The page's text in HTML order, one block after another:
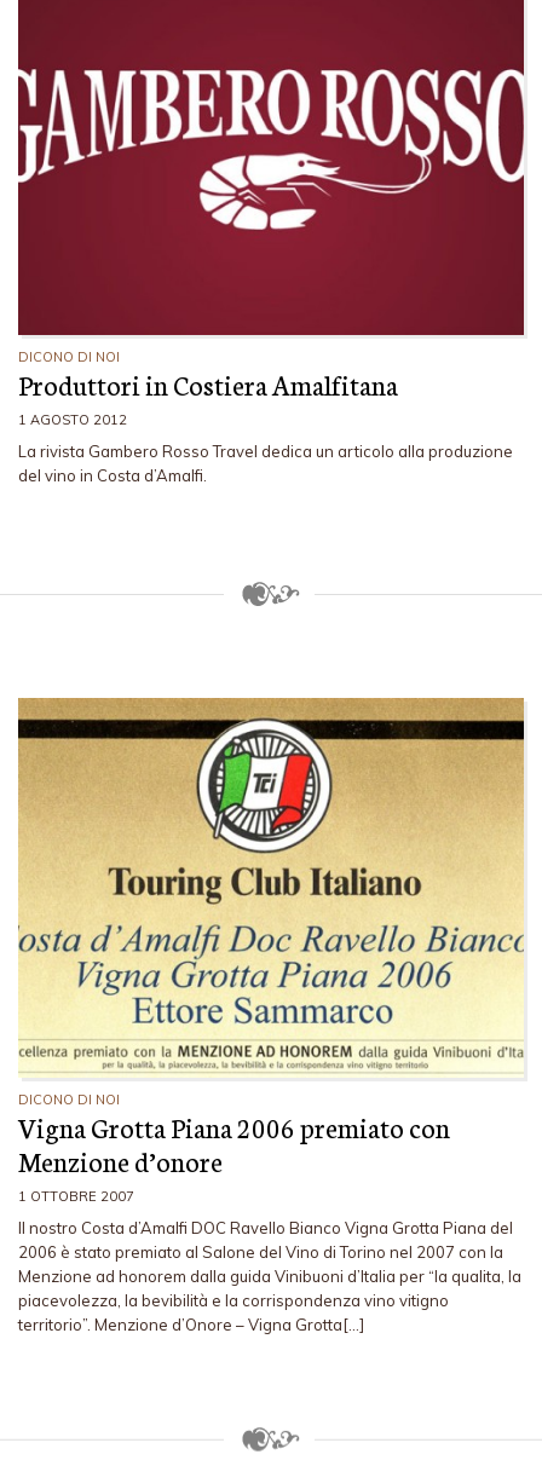
DICONO DI NOI
Produttori in Costiera Amalfitana
1 AGOSTO 2012
La rivista Gambero Rosso Travel dedica un articolo alla produzione
del vino in Costa d’Amalfi.
DICONO DI NOI
Vigna Grotta Piana 2006 premiato con
Menzione d’onore
1 OTTOBRE 2007
Il nostro Costa d’Amalfi DOC Ravello Bianco Vigna Grotta Piana del
2006 è stato premiato al Salone del Vino di Torino nel 2007 con la
Menzione ad honorem dalla guida Vinibuoni d’Italia per “la qualita, la
piacevolezza, la bevibilità e la corrispondenza vino vitigno
territorio”. Menzione d’Onore – Vigna Grotta[…]